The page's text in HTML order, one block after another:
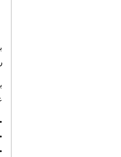
• 80 درصد
• 40 درصد